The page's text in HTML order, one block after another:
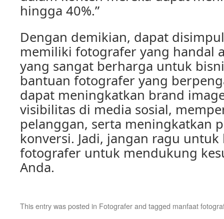
hingga 40%.”
Dengan demikian, dapat
memiliki fotografer yang handal
yang sangat berharga untuk
bantuan fotografer yang
dapat meningkatkan brand
visibilitas di media sosial,
pelanggan, serta meningkatkan
konversi. Jadi, jangan ragu
fotografer untuk mendukung
Anda.
This entry was posted in Fotograferand tagged manfaat